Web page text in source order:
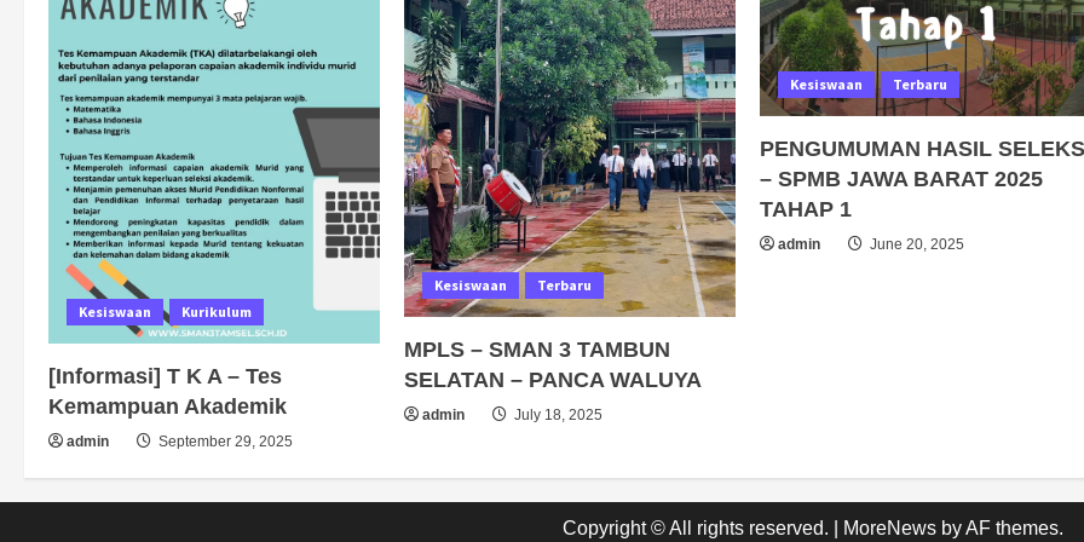
Kesiswaan Kurikulum
[Informasi] T K A – Tes
Kemampuan Akademik
admin September 29, 2025
Kesiswaan Terbaru
MPLS – SMAN 3 TAMBUN
SELATAN – PANCA WALUYA
admin July 18, 2025
Kesiswaan Terbaru
PENGUMUMAN HASIL
– SPMB JAWA BARAT 2025
TAHAP 1
admin June 20, 2025
Copyright © All rights reserved. MoreNews by AF themes.